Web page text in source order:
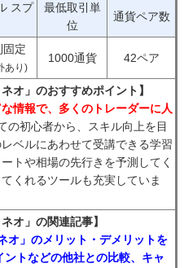
スプ
最低取引単
位
通貨ペア数
固定
あり)
1000通貨 42ペア
オ」のおすすめポイント】
情報で、多くのトレーダーに人
の初心者から、スキル向上を目
ベルにあわせて受講できる学習
トや相場の先行きを予測してく
くれるツールも充実していま
オ」の関連記事】
オ」のメリット・デメリットを
トなどの他社との比較、キャ